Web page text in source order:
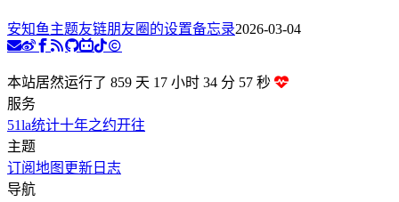
安知鱼主题友链朋友圈的设置备忘录2026-03-04
本站居然运行了 859 天 17 小时 34 分 58 秒
服务
51la统计十年之约开往
主题
订阅地图 更新日志
导航